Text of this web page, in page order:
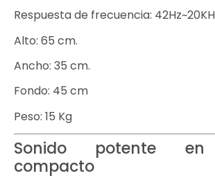
Respuesta de frecuencia:
Alto: 65 cm.
Ancho: 35 cm.
Fondo: 45 cm
Peso: 15 Kg
Sonido potente en
compacto